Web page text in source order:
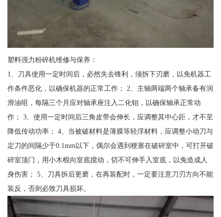
塑料强力粉碎机维修与保养：
1、刀具使用一定时间后，必然失去锋利，须拆下刃磨，以免机器工
作条件恶化，以确保机器的正常工作； 2、主轴两端两个轴承备有润
滑油咀，每隔三个月应对轴承座注入二化钼，以确保轴承正常动
作； 3、使用一定时间后三角皮带会伸长，应调整其中心距，才不至
降低传动功率； 4、当被破材料是薄膜等轻浮材料，应调整小动刀与
定刀的间隔少于0.1mm以下，偶尔会遇到梗塞在破碎室中，可打开破
碎室顶门，用小木棍向室底搅动，切不可伸手入室底，以免造成人
身伤害； 5、刀具拆后更磨，在再装配时，一定要注意刀刃方向不能
装反，否则必致刀具损坏。